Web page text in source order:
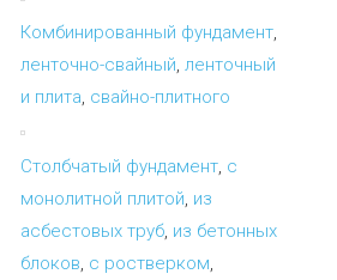
Комбинированный фундамент,
ленточно-свайный, ленточный
и плита, свайно-плитного
Столбчатый фундамент, с
монолитной плитой, из
асбестовых труб, из бетонных
блоков, с ростверком,